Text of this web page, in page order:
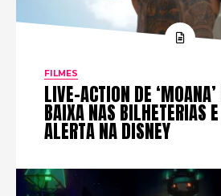
FILMES
LIVE-ACTION DE
BAIXA NAS BILHETERIAS
ALERTA NA DISNEY